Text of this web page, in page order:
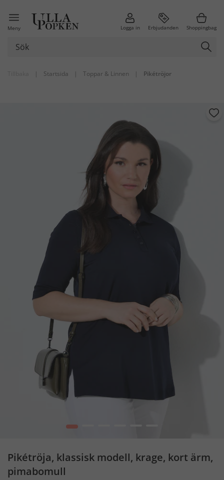
Meny Logga in Erbjudanden Shoppingbag
| Startsida | Toppar & Linnen | Pikétröjor
1
Pikétröja, klassisk modell, krage, kort ärm,
pimabomull